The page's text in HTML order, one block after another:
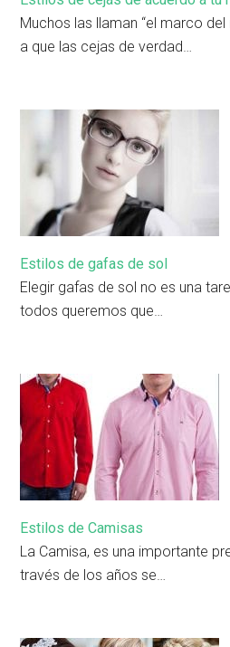
Muchos las llaman “el marco
a que las cejas de verdad…
Estilos de gafas de sol
Elegir gafas de sol no es una
todos queremos que…
Estilos de Camisas
La Camisa, es una importante
través de los años se…